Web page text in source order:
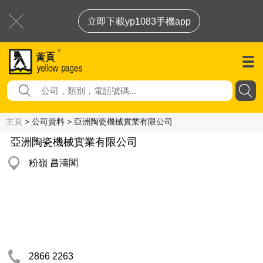
立即下載yp1083手機app
主頁 > 公司資料 > 亞洲陶瓷機械實業有限公司
亞洲陶瓷機械實業有限公司
粉嶺 昌濤閣
2866 2263